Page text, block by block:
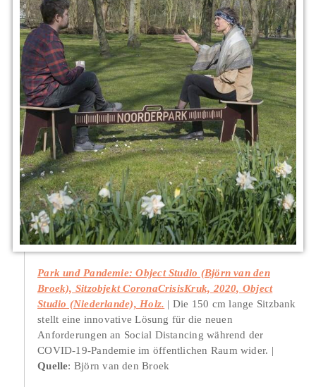
Park und Pandemie: Object Studio (Björn van den
Broek), Sitzobjekt CoronaCrisisKruk, 2020, Object
Studio (Niederlande), Holz.
Die 150 cm lange Sitzbank
stellt eine innovative Lösung für die neuen
Anforderungen an Social Distancing während der
COVID-19-Pandemie im öffentlichen Raum wider.
Quelle: Björn van den Broek